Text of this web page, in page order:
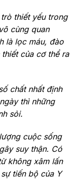
thiết yếu trong
cùng quan
là lọc máu, đào
của cơ thể ra
chất nhất định
thì những
sỏi.
cuộc sống
suy thận. Có
không xâm lấn
tiến bộ của Y